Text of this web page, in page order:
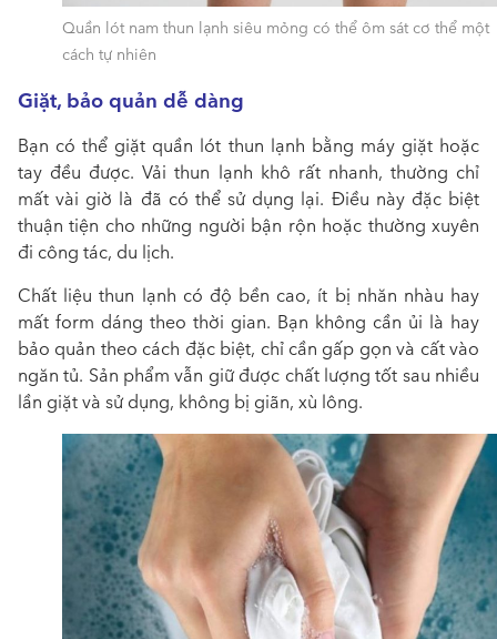
Quần lót nam thun lạnh siêu mỏng có thể ôm sát cơ thể một
cách tự nhiên
Giặt, bảo quản dễ dàng
Bạn có thể giặt quần lót thun lạnh bằng máy giặt hoặc
tay đều được. Vải thun lạnh khô rất nhanh, thường chỉ
mất vài giờ là đã có thể sử dụng lại. Điều này đặc biệt
thuận tiện cho những người bận rộn hoặc thường xuyên
đi công tác, du lịch.
Chất liệu thun lạnh có độ bền cao, ít bị nhăn nhàu hay
mất form dáng theo thời gian. Bạn không cần ủi là hay
bảo quản theo cách đặc biệt, chỉ cần gấp gọn và cất vào
ngăn tủ. Sản phẩm vẫn giữ được chất lượng tốt sau nhiều
lần giặt và sử dụng, không bị giãn, xù lông.